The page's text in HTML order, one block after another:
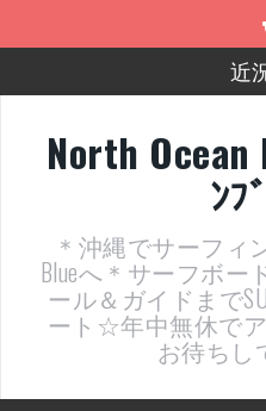
近
2025年
近
ヤッチマッ
支部長就任報告と支
North
ﾝﾌ
＊沖縄でサーフィ
Blueへ＊サーフボー
ール＆ガイドまで
ート☆年中無休で
お待ちし